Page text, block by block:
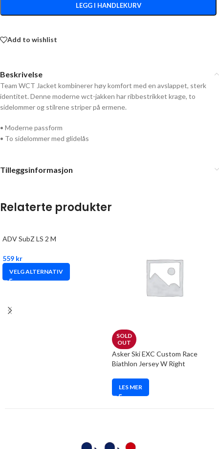
LEGG I HANDLEKURV
Add to wishlist
Beskrivelse
Team WCT Jacket kombinerer høy komfort med en avslappet, sterk
identitet. Denne moderne wct-jakken har ribbestrikket krage, to
sidelommer og stilrene striper på ermene.
• Moderne passform
• To sidelommer med glidelås
Tilleggsinformasjon
Relaterte produkter
ADV SubZ LS 2 M
559 kr
VELG ALTERNATIV
SOLD
OUT
Asker Ski EXC Custom Race
Biathlon Jersey W Right
LES MER